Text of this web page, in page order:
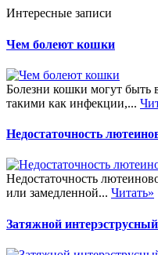
Интересные записи
Чем болеют кошки
Болезни кошки могут
такими как инфекции,...
Недостаточность
Недостаточность
или замедленной... Читать»
Затяжной